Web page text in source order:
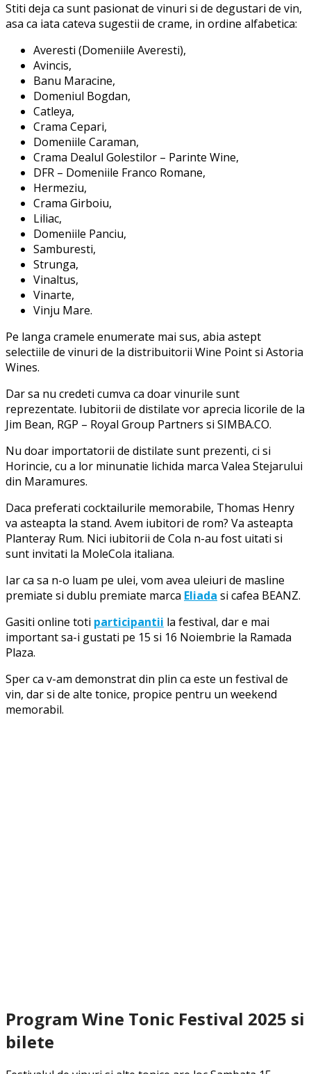
Stiti deja ca sunt pasionat de vinuri si de degustari de vin,
asa ca iata cateva sugestii de crame, in ordine alfabetica:
Averesti (Domeniile Averesti),
Avincis,
Banu Maracine,
Domeniul Bogdan,
Catleya,
Crama Cepari,
Domeniile Caraman,
Crama Dealul Golestilor – Parinte Wine,
DFR – Domeniile Franco Romane,
Hermeziu,
Crama Girboiu,
Liliac,
Domeniile Panciu,
Samburesti,
Strunga,
Vinaltus,
Vinarte,
Vinju Mare.
Pe langa cramele enumerate mai sus, abia astept
selectiile de vinuri de la distribuitorii Wine Point si Astoria
Wines.
Dar sa nu credeti cumva ca doar vinurile sunt
reprezentate. Iubitorii de distilate vor aprecia licorile de la
Jim Bean, RGP – Royal Group Partners si SIMBA.CO.
Nu doar importatorii de distilate sunt prezenti, ci si
Horincie, cu a lor minunatie lichida marca Valea Stejarului
din Maramures.
Daca preferati cocktailurile memorabile, Thomas Henry
va asteapta la stand. Avem iubitori de rom? Va asteapta
Planteray Rum. Nici iubitorii de Cola n-au fost uitati si
sunt invitati la MoleCola italiana.
Iar ca sa n-o luam pe ulei, vom avea uleiuri de masline
premiate si dublu premiate marca Eliada si cafea BEANZ.
Gasiti online toti participantii la festival, dar e mai
important sa-i gustati pe 15 si 16 Noiembrie la Ramada
Plaza.
Sper ca v-am demonstrat din plin ca este un festival de
vin, dar si de alte tonice, propice pentru un weekend
memorabil.
Program Wine Tonic Festival 2025 si
bilete